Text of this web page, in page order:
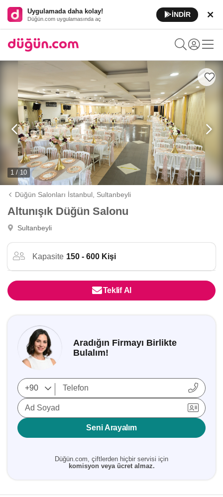
Uygulamada daha kolay!
Düğün.com uygulamasında aç
İNDİR
1 / 10
Düğün Salonları İstanbul, Sultanbeyli
Altunışık Düğün Salonu
Sultanbeyli
Kapasite 150 - 600 Kişi
Teklif Al
Aradığın Firmayı Birlikte
Bulalım!
Ad Soyad
Seni Arayalım
Düğün.com, çiftlerden hiçbir servisi için
komisyon veya ücret almaz.